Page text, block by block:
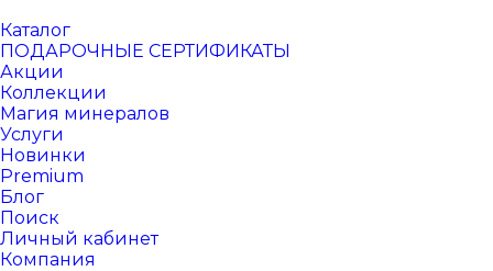
Каталог
ПОДАРОЧНЫЕ СЕРТИФИКАТЫ
Акции
Коллекции
Магия минералов
Услуги
Новинки
Premium
Блог
Поиск
Личный кабинет
Компания